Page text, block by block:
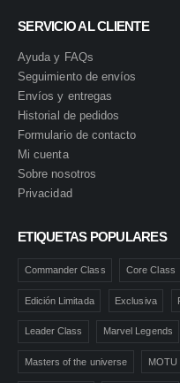
SERVICIO AL CLIENTE
Ayuda y FAQs
Seguimiento de envíos
Envíos y entregas
Historial de pedidos
Formulario de contacto
Mi cuenta
Sobre nosotros
Privacidad
ETIQUETAS POPULARES
Commander Class Core Class
Edición Limitada Exclusiva
Leader Class Marvel Legends
Masters of the universe MOTU